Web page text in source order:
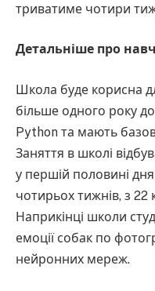
триватиме чотири
Детальніше про
Школа буде корисна
більше одного року
Python та мають
Заняття в школі
у першій половині
чотирьох тижнів, з 22
Наприкінці школи
емоції собак по
нейронних мереж.